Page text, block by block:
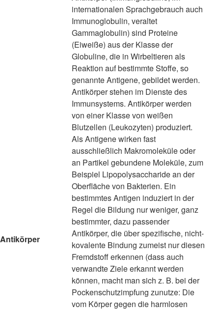
Antikörper
internationalen Sprachgebrauch auch
Immunoglobulin, veraltet
Gammaglobulin) sind Proteine
(Eiweiße) aus der Klasse der
Globuline, die in Wirbeltieren als
Reaktion auf bestimmte Stoffe, so
genannte Antigene, gebildet werden.
Antikörper stehen im Dienste des
Immunsystems. Antikörper werden
von einer Klasse von weißen
Blutzellen (Leukozyten) produziert.
Als Antigene wirken fast
ausschließlich Makromoleküle oder
an Partikel gebundene Moleküle, zum
Beispiel Lipopolysaccharide an der
Oberfläche von Bakterien. Ein
bestimmtes Antigen induziert in der
Regel die Bildung nur weniger, ganz
bestimmter, dazu passender
Antikörper, die über spezifische, nicht-
kovalente Bindung zumeist nur diesen
Fremdstoff erkennen (dass auch
verwandte Ziele erkannt werden
können, macht man sich z. B. bei der
Pockenschutzimpfung zunutze: Die
vom Körper gegen die harmlosen